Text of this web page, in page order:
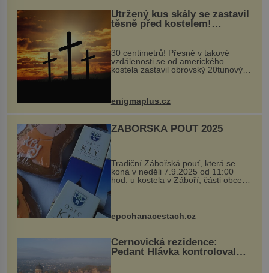
Utržený kus skály se zastavil
těsně před kostelem!
Ochránila ho boží síla?
30 centimetrů! Přesně v takové
vzdálenosti se od amerického
kostela zastavil obrovský 20tunový
...
enigmaplus.cz
ZÁBOŘSKÁ POUŤ 2025
Tradiční Zábořská pouť, která se
koná v neděli 7.9.2025 od 11:00
hod. u kostela v Záboří, části obce
Kly u Mělníka. V programu naleznete
komentovanou prohlídku kostela,
epochanacestach.cz
Černovická rezidence:
Pedant Hlávka kontroloval